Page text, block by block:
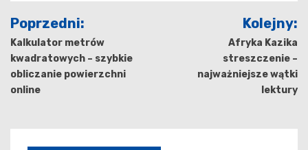
Nawigacja
wpisu
Poprzedni:
Kalkulator metrów
kwadratowych – szybkie
obliczanie powierzchni
online
Kolejny:
Afryka Kazika
streszczenie –
najważniejsze wątki
lektury